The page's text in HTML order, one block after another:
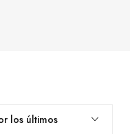
los últimos